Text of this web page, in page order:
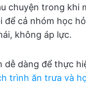
chuyện trong khi
để cả nhóm học
không áp lực.
dễ dàng để thực
trình ăn trưa và